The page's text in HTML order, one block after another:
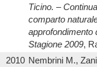
Ticino. –
comparto
approfondimento
Stagione 2009,
2010 Nembrini M.,